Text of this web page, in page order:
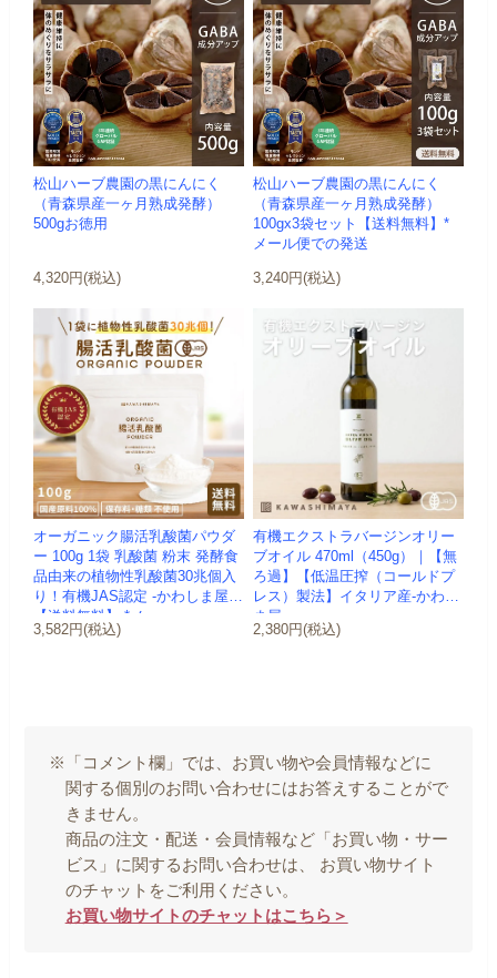
松山ハーブ農園の黒にんにく
（青森県産一ヶ月熟成発酵）
500gお徳用
4,320円(税込)
松山ハーブ農園の黒にんにく
（青森県産一ヶ月熟成発酵）
100gx3袋セット【送料無料】*
メール便での発送
3,240円(税込)
オーガニック腸活乳酸菌パウダ
ー 100g 1袋 乳酸菌 粉末 発酵食
品由来の植物性乳酸菌30兆個入
り！有機JAS認定 -かわしま屋-
【送料無料】 *メ...
3,582円(税込)
有機エクストラバージンオリー
ブオイル 470ml（450g）｜【無
ろ過】【低温圧搾（コールドプ
レス）製法】イタリア産-かわし
ま屋-
2,380円(税込)
※「コメント欄」では、お買い物や会員情報などに
関する個別のお問い合わせにはお答えすることがで
きません。
商品の注文・配送・会員情報など「お買い物・サー
ビス」に関するお問い合わせは、 お買い物サイト
のチャットをご利用ください。
お買い物サイトのチャットはこちら＞